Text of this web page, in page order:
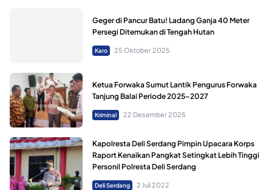
Geger di Pancur Batu! Ladang Ganja 40 Meter
Persegi Ditemukan di Tengah Hutan
Karo 25 Oktober 2025
Ketua Forwaka Sumut Lantik Pengurus Forwaka
Tanjung Balai Periode 2025–2027
Kriminal 22 Desember 2025
Kapolresta Deli Serdang Pimpin Upacara Korps
Raport Kenaikan Pangkat Setingkat Lebih Tinggi
Personil Polresta Deli Serdang
Deli Serdang 2 Juli 2022